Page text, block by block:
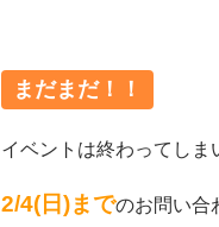
まだまだ！！
イベントは終わってしま
2/4(日)までのお問い合